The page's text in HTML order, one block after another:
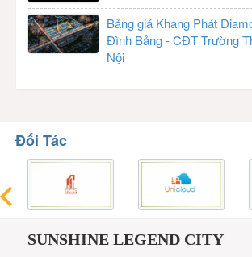
Bảng giá Khang Phát
Đình Bảng - CĐT Trường
Nội
Đối Tác
SUNSHINE LEGEND CITY